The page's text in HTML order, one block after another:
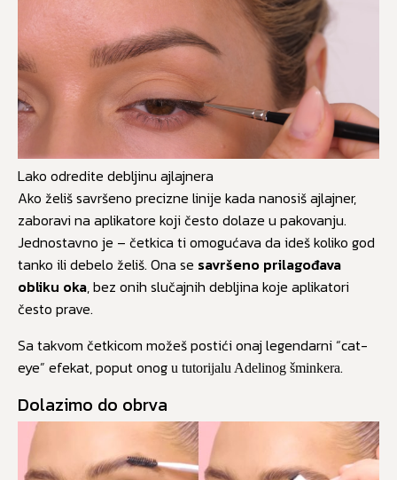
Lako odredite debljinu ajlajnera
Ako želiš savršeno precizne linije kada nanosiš ajlajner,
zaboravi na aplikatore koji često dolaze u pakovanju.
Jednostavno je – četkica ti omogućava da ideš koliko god
tanko ili debelo želiš. Ona se savršeno prilagođava
obliku oka, bez onih slučajnih debljina koje aplikatori
često prave.
Sa takvom četkicom možeš postići onaj legendarni “cat-
eye” efekat, poput onog u tutorijalu Adelinog šminkera.
Dolazimo do obrva